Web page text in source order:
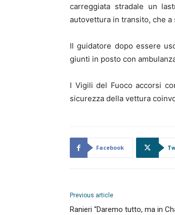
carreggiata stradale un
autovettura in transito, che
Il guidatore dopo essere
giunti in posto con
I Vigili del Fuoco accorsi
sicurezza della vettura
Facebook
Previous article
Ranieri “Daremo tutto, ma in